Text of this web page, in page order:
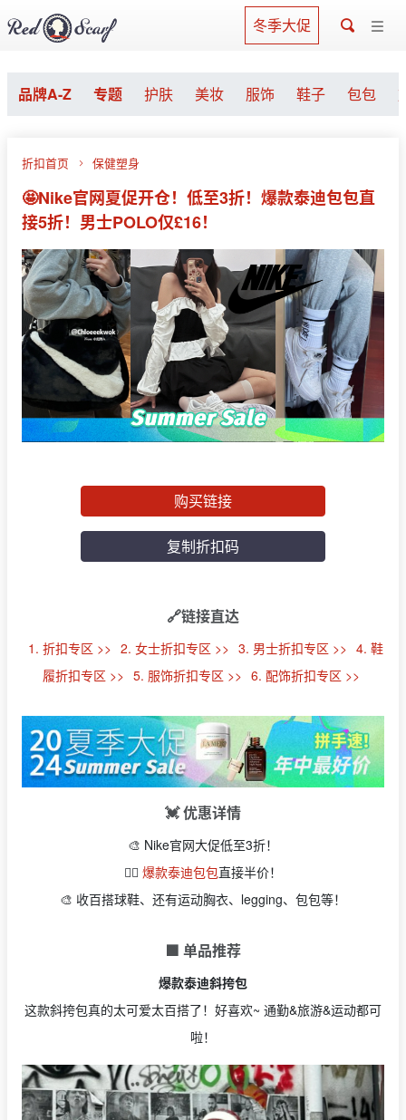
冬季大促
品牌A-Z 专题 护肤 美妆 服饰 鞋子 包包
折扣首页 保健塑身
🤩Nike官网夏促开仓！低至3折！爆款泰迪包包直
接5折！男士POLO仅£16！
购买链接
复制折扣码
🔗链接直达
1. 折扣专区 >> 2. 女士折扣专区 >> 3. 男士折扣专区 >> 4. 鞋
履折扣专区 >> 5. 服饰折扣专区 >> 6. 配饰折扣专区 >>
💓 优惠详情
🎨 Nike官网大促低至3折！
👉🏻 爆款泰迪包包直接半价！
🎨 收百搭球鞋、还有运动胸衣、legging、包包等！
🟩 单品推荐
爆款泰迪斜挎包
这款斜挎包真的太可爱太百搭了！好喜欢~ 通勤&旅游&运动都可
啦！